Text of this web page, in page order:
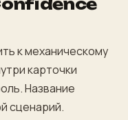
к механическому
карточки
Название
сценарий.